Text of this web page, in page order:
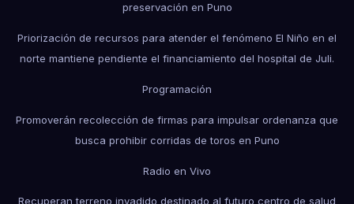
preservación en Puno
Priorización de recursos para atender el fenómeno El Niño en el
norte mantiene pendiente el financiamiento del hospital de Juli.
Programación
Promoverán recolección de firmas para impulsar ordenanza que
busca prohibir corridas de toros en Puno
Radio en Vivo
Recuperan terreno invadido destinado al futuro centro de salud